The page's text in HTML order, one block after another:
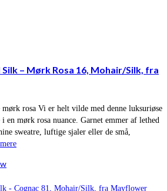
– Mørk Rosa 16, Mohair/Silk, fra
rosa Vi er helt vilde med denne luksuriøse
en mørk rosa nuance. Garnet emmer af lethed
sweatre, luftige sjaler eller de små,